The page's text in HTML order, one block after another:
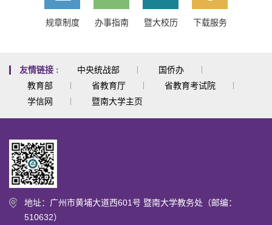
规章制度 办事指南 暨大校历 下载服务
友情链接 : 中央统战部
国侨办
教育部
省教育厅
省教育考试院
学信网
暨南大学主页
地址：广州市黄埔大道西601号 暨南大学教务处（邮编：
510632）